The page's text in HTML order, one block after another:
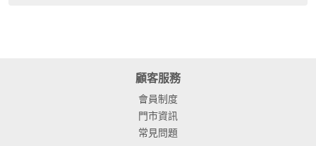
顧客服務
會員制度
門市資訊
常見問題